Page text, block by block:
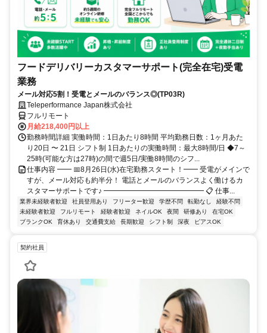
フードデリバリーカスタマーサポート(完全在宅)受電
業務
メール対応5割！受電とメールのバランス◎(TP03R)
Teleperformance Japan株式会社
フルリモート
月給218,400円以上
勤務時間詳細 実働時間：1日あたり8時間 平均勤務日数：1ヶ月あた
り20日 〜 21日 シフト制 1日あたりの実働時間：最大8時間/日 ◆7～
25時(可能な方は27時)の間で週5日/実働8時間のシフ...
仕事内容 ━━ 📅8月26日(水)在宅勤務スタート！━━ 受電がメインで
すが、メール対応も約半分！ 電話とメールのバランスよく働けるカ
スタマーサポートです♪ ━━━━━━━━━━━━━━ 📋 仕事...
業界未経験者歓迎 社員登用あり フリーター歓迎 学歴不問 転勤なし
経験不問
未経験者歓迎
フルリモート 経験者歓迎 ネイルOK 夜間 研修あり
在宅OK
ブランクOK
育休あり 交通費支給 長期歓迎 シフト制 深夜 ピアスOK
契約社員